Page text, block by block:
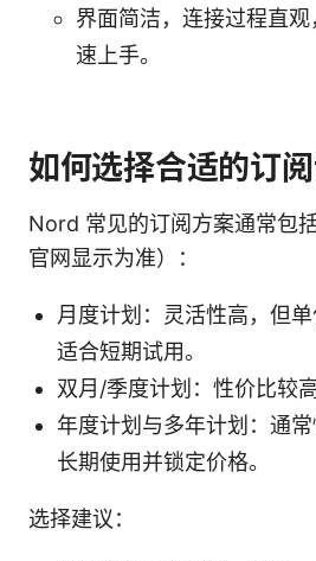
界面简洁，连接过程直
速上手。
如何选择合适的订阅
Nord 常见的订阅方案通常包
官网显示为准）：
月度计划：灵活性高，但单
适合短期试用。
双月/季度计划：性价比较
年度计划与多年计划：通
长期使用并锁定价格。
选择建议：